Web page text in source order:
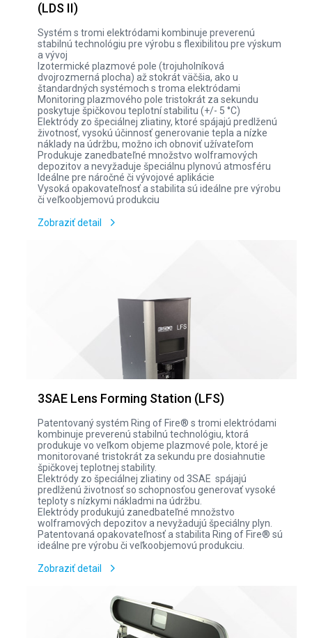
(LDS II)
Systém s tromi elektródami kombinuje preverenú
stabilnú technológiu pre výrobu s flexibilitou pre výskum
a vývoj
Izotermické plazmové pole (trojuholníková
dvojrozmerná plocha) až stokrát väčšia, ako u
štandardných systémoch s troma elektródami
Monitoring plazmového pole tristokrát za sekundu
poskytuje špičkovou teplotní stabilitu (+/- 5 °C)
Elektródy zo špeciálnej zliatiny, ktoré spájajú predlženú
životnosť, vysokú účinnosť generovanie tepla a nízke
náklady na údržbu, možno ich obnoviť užívateľom
Produkuje zanedbateľné množstvo wolframových
depozitov a nevyžaduje špeciálnu plynovú atmosféru
Ideálne pre náročné či vývojové aplikácie
Vysoká opakovateľnosť a stabilita sú ideálne pre výrobu
či veľkoobjemovú produkciu
Zobraziť detail
3SAE Lens Forming Station (LFS)
Patentovaný systém Ring of Fire® s tromi elektródami
kombinuje preverenú stabilnú technológiu, ktorá
produkuje vo veľkom objeme plazmové pole, ktoré je
monitorované tristokrát za sekundu pre dosiahnutie
špičkovej teplotnej stability.
Elektródy zo špeciálnej zliatiny od 3SAE spájajú
predlženú životnosť so schopnosťou generovať vysoké
teploty s nízkymi nákladmi na údržbu.
Elektródy produkujú zanedbateľné množstvo
wolframových depozitov a nevyžadujú špeciálny plyn.
Patentovaná opakovateľnosť a stabilita Ring of Fire® sú
ideálne pre výrobu či veľkoobjemovú produkciu.
Zobraziť detail